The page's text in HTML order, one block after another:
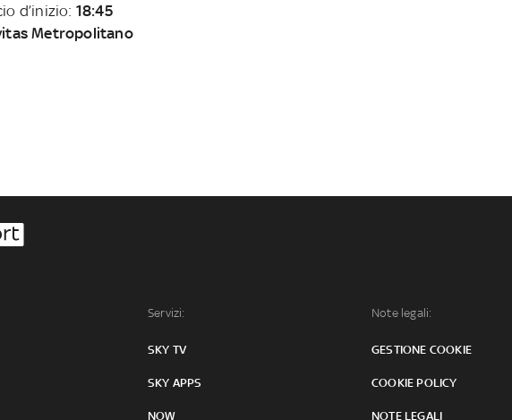
d’inizio: 18:45
Metropolitano
Servizi:
SKY TV
SKY APPS
NOW
Note legali:
GESTIONE COOKIE
COOKIE POLICY
NOTE LEGALI